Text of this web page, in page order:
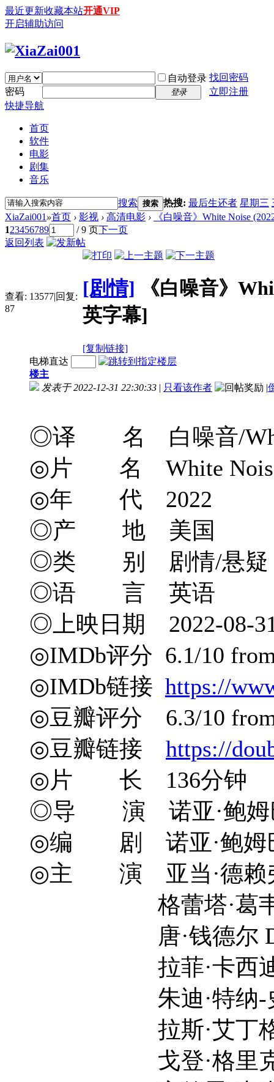
最近更新收藏本站开通VIP
开启辅助访问
自动登录 找回密码
密码
登录
立即注册
快捷导航
首页
软件
电影
剧集
音乐
搜索 搜索 热搜: 最后生还者 星期三
XiaZai001 »首页 › 影视 › 高清电影 ›
《白噪音》White Noise
123456789 / 9 页下一页
返回列表
查看: 13577|回复:
87
[剧情]
《白噪音》
英字幕]
[复制链接]
电梯直达
楼主
发表于 2022-12-31 22:30:33 | 只看该作者 |
◎译 名 白噪音/
◎片 名 White
◎年 代 2022
◎产 地 美国
◎类 别 剧情/悬疑
◎语 言 英语
◎上映日期 2022-08-
◎IMDb评分 6.1/10 from
◎IMDb链接 https://
◎豆瓣评分 6.3/10 from
◎豆瓣链接 https://
◎片 长 136分钟
◎导 演 诺亚·鲍姆巴
◎编 剧 诺亚·鲍姆巴
◎主 演 亚当·德赖弗
格蕾塔·葛韦格
唐·钱德尔 Don
拉菲·卡西迪
朱迪·特纳-史密
拉斯·艾丁格
戈登·格里克